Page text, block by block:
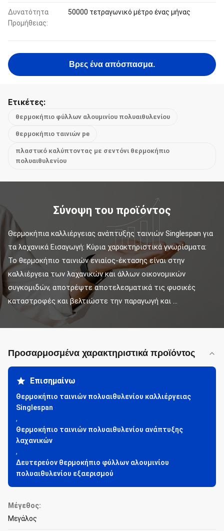
Δυνατότητα
Προμήθειας:
50000 τετραγωνικό μέτρο ένας μήνας
Βρες ένα απόσπασμα.
Ετικέτες:
θερμοκήπιο φύλλων αλουμινίου πολυαιθυλενίου
θερμοκήπιο ταινιών pe
πλαστικό καλύπτοντας με σεντόνι θερμοκήπιο
πολυαιθυλενίου
Σύνοψη του προϊόντος
Θερμοκήπια καλλιέργειας ανάπτυξης ταινιών Singlespan για
τα λαχανικά Εισαγωγή: Κύρια χαρακτηριστικά γνωρίσματα:
Το θερμοκήπιο ταινιών ενιαίος-έκτασης είναι στην
καλλιέργεια των λαχανικών και άλλων οικονομικών
συγκομιδών, αποτρέψτε αποτελεσματικά τις φυσικές
καταστροφές και βελτιώστε την παραγωγή και ...
Προσαρμοσμένα χαρακτηριστικά προϊόντος
Επισημαίνω
Θερμοκήπιο ταινιών πολυαιθυλενίου καλλιέργειας
Singlespan
,
Θερμοκήπιο ταινιών πολυαιθυλενίου ανάπτυξης
λαχανικών
,
Δευτερεύον θερμοκήπιο φύλλων αλουμινίου
πολυαιθυλενίου εξαερισμού
Μέγεθος:
Μεγάλος